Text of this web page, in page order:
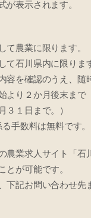
が表示されます。
農業に限ります。
て石川県内に限りま
容を確認のうえ、随
より２か月後末まで
３１日まで。）
手数料は無料です。
農業求人サイト「石
とが可能です。
下記お問い合わせ先